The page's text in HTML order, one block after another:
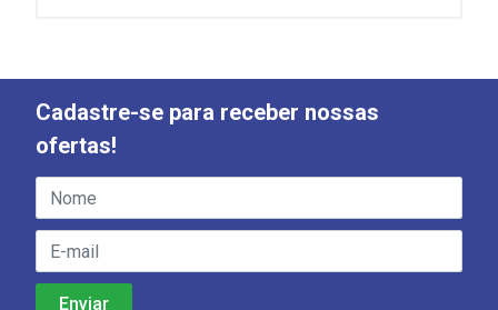
Cadastre-se para receber nossas
ofertas!